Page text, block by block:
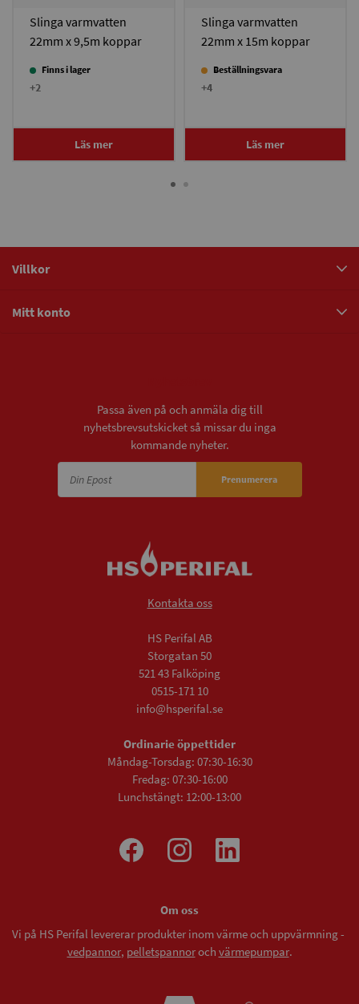
Slinga varmvatten
22mm x 9,5m koppar
Finns i lager
+2
Läs mer
Slinga varmvatten
22mm x 15m koppar
Beställningsvara
+4
Läs mer
Villkor
Mitt konto
Passa även på och anmäla dig till
nyhetsbrevsutskicket så missar du inga
kommande nyheter.
Prenumerera
Kontakta oss
HS Perifal AB
Storgatan 50
521 43 Falköping
0515-171 10
info@hsperifal.se
Ordinarie öppettider
Måndag-Torsdag: 07:30-16:30
Fredag: 07:30-16:00
Lunchstängt: 12:00-13:00
Om oss
Vi på HS Perifal levererar produkter inom värme och uppvärmning -
vedpannor, pelletspannoroch värmepumpar.